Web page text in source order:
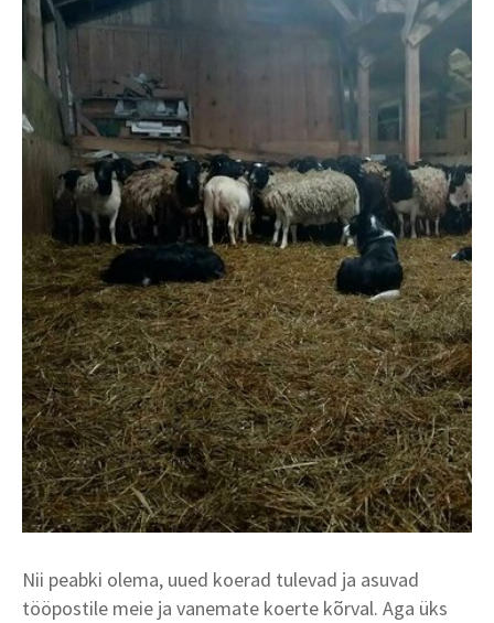
Nii peabki olema, uued koerad tulevad ja asuvad
tööpostile meie ja vanemate koerte kõrval. Aga üks